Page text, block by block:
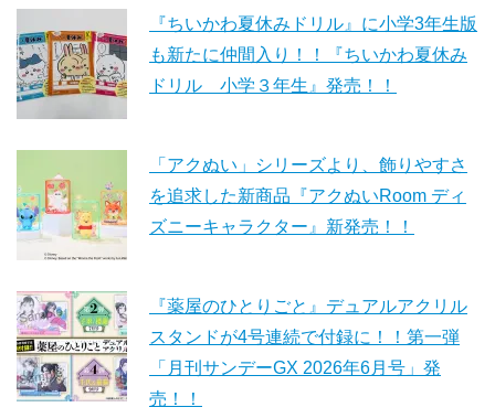
『ちいかわ夏休みドリル』に小学3年生版
も新たに仲間入り！！『ちいかわ夏休み
ドリル 小学３年生』発売！！
「アクぬい」シリーズより、飾りやすさ
を追求した新商品『アクぬいRoom ディ
ズニーキャラクター』新発売！！
『薬屋のひとりごと』デュアルアクリル
スタンドが4号連続で付録に！！第一弾
「月刊サンデーGX 2026年6月号」発
売！！